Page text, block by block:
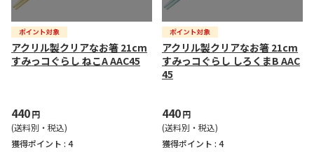
アクリル製クリアなお箸 21cm
すみっコぐらし ねこA AAC45
440円
(送料別・税込)
獲得ポイント : 4
アクリル製クリアなお箸 21cm
すみっコぐらし しろくまB AAC
45
440円
(送料別・税込)
獲得ポイント : 4